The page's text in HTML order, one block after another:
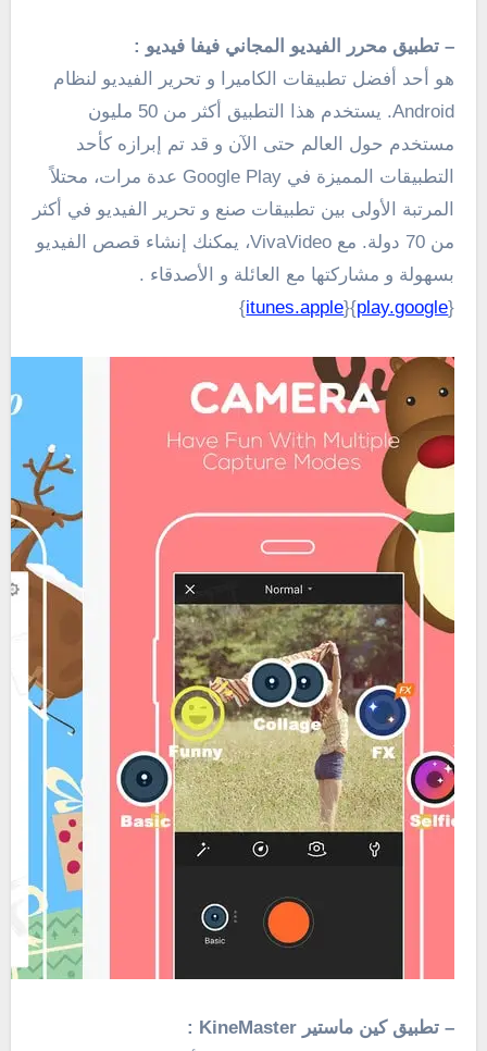
– تطبيق محرر الفيديو المجاني فيفا فيديو :
هو أحد أفضل تطبيقات الكاميرا و تحرير الفيديو لنظام
Android. يستخدم هذا التطبيق أكثر من 50 مليون
مستخدم حول العالم حتى الآن و قد تم إبرازه كأحد
التطبيقات المميزة في Google Play عدة مرات، محتلاً
المرتبة الأولى بين تطبيقات صنع و تحرير الفيديو في أكثر
من 70 دولة. مع VivaVideo، يمكنك إنشاء قصص الفيديو
بسهولة و مشاركتها مع العائلة و الأصدقاء .
{
play.google
}{
itunes.apple
}
– تطبيق كين ماستير KineMaster :